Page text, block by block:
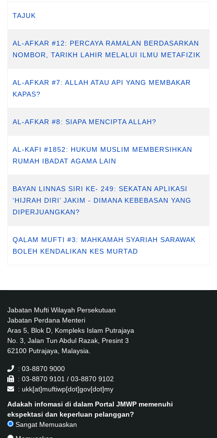
TAJUK
AL-AFKAR #12: PERCAYA RAMALAN BERDASARKAN
NOMBOR, TARIKH LAHIR MELALUI ILMU METAFIZIK
AL-AFKAR #7: ALLAH ATAU API YANG MEMBAKAR
KAPAS?
AL-AFKAR #8: SIAPA MENCIPTA ALLAH?
AL-KAFI #1852: HUKUM MUSLIM MEMBERSIHKAN
RUMAH IBADAT AGAMA LAIN
BAYAN LINNAS SIRI KE- 249: SEKATAN APLIKASI
‘HIJRAH DIRI’ JAKIM - DIMANA KEBEBASAN YANG
DIPERJUANGKAN?
QALAM MUFTI #3: MAHKAMAH SYARIAH SARAWAK
BOLEH KENDALIKAN KES MURTAD
Jabatan Mufti Wilayah Persekutuan
Jabatan Perdana Menteri
Aras 5, Blok D, Kompleks Islam Putrajaya
No. 3, Jalan Tun Abdul Razak, Presint 3
62100 Putrajaya, Malaysia.
: 03-8870 9000
: 03-8870 9101 / 03-8870 9102
: ukk[at]muftiwp[dot]gov[dot]my
Adakah infomasi di dalam Portal JMWP memenuhi
ekspektasi dan keperluan pelanggan?
Sangat Memuaskan